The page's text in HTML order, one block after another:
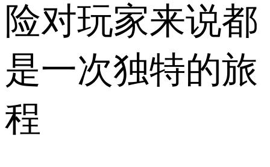
险对玩家来说都
是一次独特的旅
程